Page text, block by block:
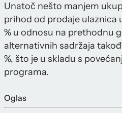
Unatoč nešto manjem
prihod od prodaje ulaznica
% u odnosu na prethodnu
alternativnih sadržaja
%, što je u skladu s
programa.
Oglas